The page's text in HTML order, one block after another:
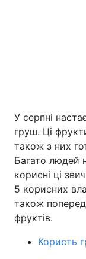
Головна
Україна
Економіка
Спорт
Техно і зв'язок
У серпні
груш. Ці
також з них
Багато людей
корисні ці
5 корисних
також
фруктів.
Користь